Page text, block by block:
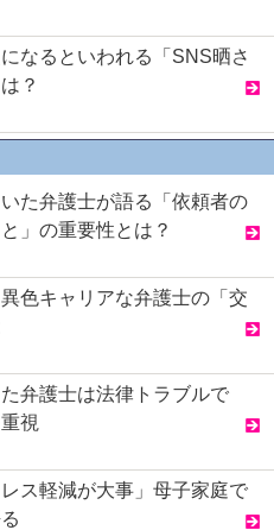
なるといわれる「SNS晒さ
？
た弁護士が語る「依頼者の
」の重要性とは？
色キャリアな弁護士の「交
弁護士は法律トラブルで
視
レス軽減が大事」母子家庭で